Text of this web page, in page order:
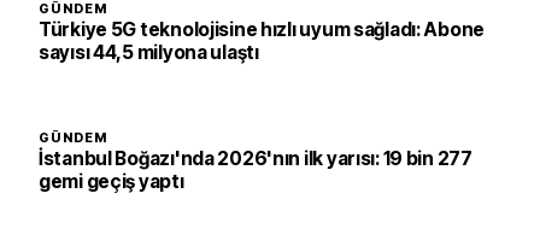
GÜNDEM
Türkiye 5G teknolojisine hızlı uyum sağladı: Abone
sayısı 44,5 milyona ulaştı
GÜNDEM
İstanbul Boğazı'nda 2026'nın ilk yarısı: 19 bin 277
gemi geçiş yaptı